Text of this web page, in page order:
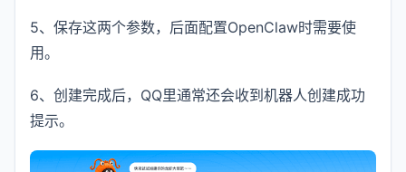
5、保存这两个参数，后面配置OpenClaw时需要使
用。
6、创建完成后，QQ里通常还会收到机器人创建成功
提示。